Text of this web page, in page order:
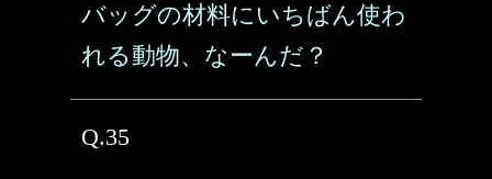
バッグの材料にいちばん使わ
れる動物、なーんだ？
Q.35